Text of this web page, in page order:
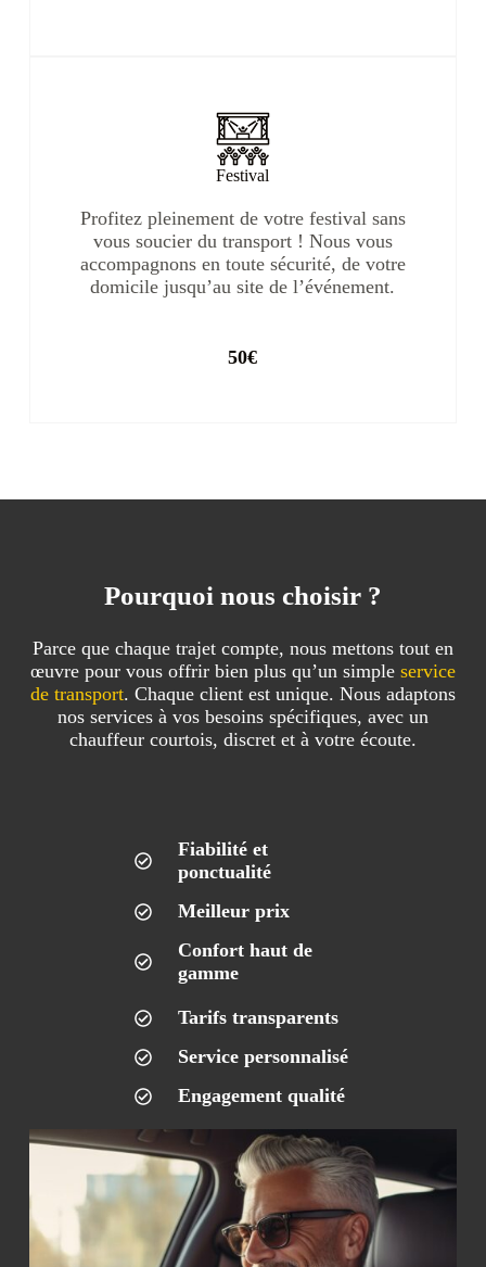
Festival
Profitez pleinement de votre festival sans
vous soucier du transport ! Nous vous
accompagnons en toute sécurité, de votre
domicile jusqu’au site de l’événement.
50€
Pourquoi nous choisir ?
Parce que chaque trajet compte, nous mettons tout en
œuvre pour vous offrir bien plus qu’un simple service
de transport. Chaque client est unique. Nous adaptons
nos services à vos besoins spécifiques, avec un
chauffeur courtois, discret et à votre écoute.
Fiabilité et
ponctualité
Meilleur prix
Confort haut de
gamme
Tarifs transparents
Service personnalisé
Engagement qualité